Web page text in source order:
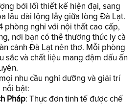
bởi lối thiết kế hiện đại, sang
lâu đài lộng lẫy giữa lòng Đà Lạt.
phòng nghỉ với nội thất cao cấp,
nơi bạn có thể thưởng thức ly cà
cảnh Đà Lạt nên thơ. Mỗi phòng
sắc và chất liệu mang đậm dấu ấn
nhu cầu nghỉ dưỡng và giải trí
nổi bật:
Pháp: Thực đơn tinh tế được chế